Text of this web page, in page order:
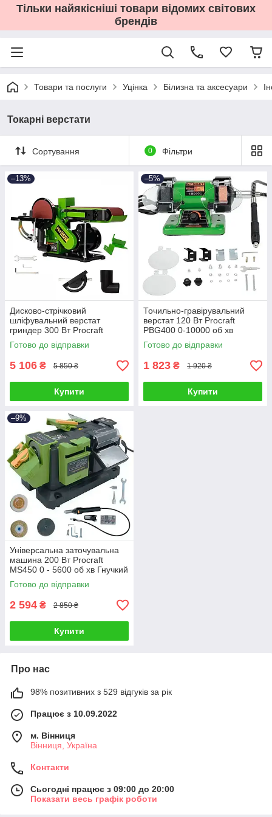
Тільки найякісніші товари відомих світових
брендів
Товари та послуги Уцінка Білизна та аксесуари
Токарні верстати
Сортування 0 Фільтри
–13%
Дисково-стрічковий
шліфувальний верстат
гриндер 300 Вт Procraft
BDS380 Стрічка 100 х 914 мм
Диск 150 мм
Готово до відправки
5 106 ₴ 5 850 ₴
Купити
–5%
Точильно-гравірувальний
верстат 120 Вт Procraft
PBG400 0-10000 об хв
Гнучкий вал Цанга 3.2 мм
Готово до відправки
1 823 ₴ 1 920 ₴
Купити
–9%
Універсальна заточувальна
машина 200 Вт Procraft
MS450 0 - 5600 об хв Гнучкий
вал Коло 53 мм
Готово до відправки
2 594 ₴ 2 850 ₴
Купити
Про нас
98% позитивних з 529 відгуків за рік
Працює з 10.09.2022
м. Вінниця
Вінниця, Україна
Контакти
Сьогодні працює з 09:00 до 20:00
Показати весь графік роботи